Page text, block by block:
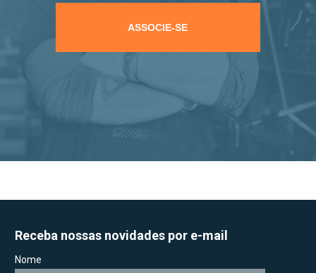
ASSOCIE-SE
Receba nossas novidades por e-mail
Nome